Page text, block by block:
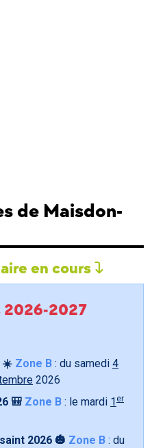
de Maisdon-
en cours
2026-2027
☀️ Zone B : du samedi 4
2026
🎒 Zone B : le mardi 1 er
2026 🎃 Zone B : du